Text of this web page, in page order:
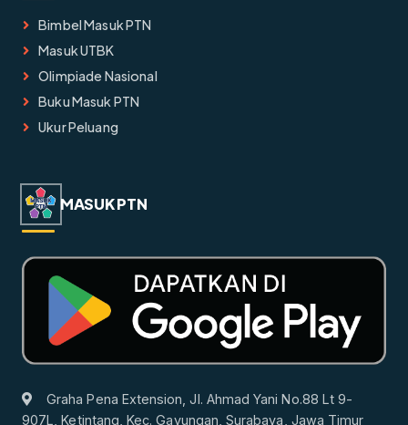
Bimbel Masuk PTN
Masuk UTBK
Olimpiade Nasional
Buku Masuk PTN
Ukur Peluang
MASUK PTN
Graha Pena Extension, Jl. Ahmad Yani No.88 Lt 9-
907L, Ketintang, Kec. Gayungan, Surabaya, Jawa Timur